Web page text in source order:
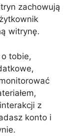
zachowują
witrynę.
tobie,
z
konto i